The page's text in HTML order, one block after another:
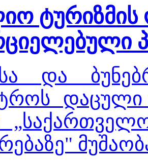
ტურიზმის
და